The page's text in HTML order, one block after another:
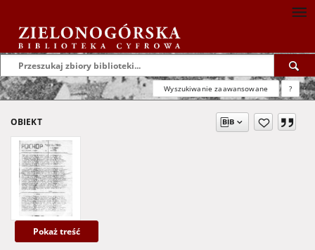
Wyszukiwanie zaawansowane ?
OBIEKT
Pokaż treść